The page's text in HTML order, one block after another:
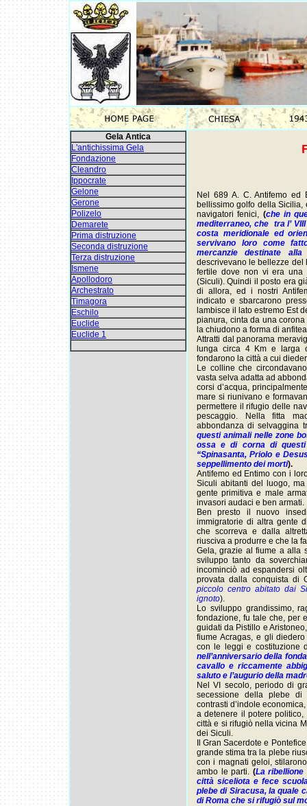
Gela Antica
L'antichissima Gela
Fondazione
Cleandro
Ippocrate
Gelone
Gerone
Polizelo
Demarete
Prima distruzione
Seconda distruzione
Terza distruzione
Ismene
Apollodoro
Archestrato
Timagora
Eschilo
Euclide
Euclide 1
Nel 689 A. C. Antifemo
bellissimo golfo della
navigatori fenici, (che in
mediterraneo, che tra l’
costa meridionale ed
servivano loro come
mercanzie destinate
descrivevano le bellezze del
fertile dove non vi era
(Siculi). Quindi il posto era
di allora, ed i nostri
indicato e sbarcarono
lambisce il lato estremo Est
pianura, cinta da una
la chiudono a forma di
Attratti dal panorama
lunga circa 4 Km e larga
fondarono la città a cui
Le colline che
vasta selva adatta ad
corsi d’acqua,
mare si riunivano e
permettere il rifugio delle
pescaggio. Nella fitta
abbondanza di
questi animali nelle zone
ossa e di corna di
“Spinasanta, Priolo e
seppellimento dei morti).
Antifemo ed Entimo con i
Siculi abitanti del luogo,
gente primitiva e male
invasori audaci e ben armati.
Ben presto il nuovo
immigratorie di altra gente
che scorreva e dalla
riusciva a produrre e che la
Gela, grazie al fiume a alla
sviluppo tanto da
incominciò ad espandersi
provata dalla conquista di
piccolo centro abitato dai
ignoto).
Lo sviluppo grandissimo,
fondazione, fu tale che, per
guidati da Pistillo e
fiume Acragas, e gli
con le leggi e costituzione
nell’anniversario della
cavallo e riccamente
saluto e l’augurio della
Nel VI secolo, periodo di
secessione della plebe di
contrasti d’indole
a detenere il potere
città e si rifugiò nella vicina
dei Siculi.
Il Gran Sacerdote e
grande stima tra la plebe
con i magnati geloi,
ambo le parti. (La ribellione
città siceliota e fece
plebe di Siracusa, la quale
di Roma che si rifugiò sul